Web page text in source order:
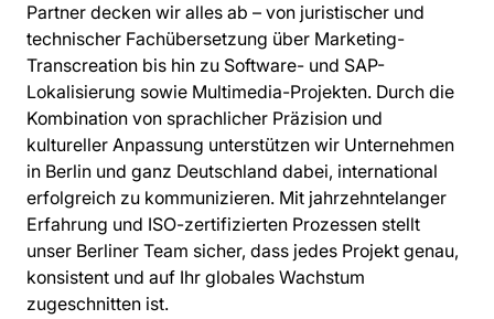
Partner decken wir alles ab – von juristischer und
technischer Fachübersetzung über Marketing-
Transcreation bis hin zu Software- und SAP-
Lokalisierung sowie Multimedia-Projekten. Durch die
Kombination von sprachlicher Präzision und
kultureller Anpassung unterstützen wir Unternehmen
in Berlin und ganz Deutschland dabei, international
erfolgreich zu kommunizieren. Mit jahrzehntelanger
Erfahrung und ISO-zertifizierten Prozessen stellt
unser Berliner Team sicher, dass jedes Projekt genau,
konsistent und auf Ihr globales Wachstum
zugeschnitten ist.